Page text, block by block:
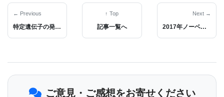
Residentは､｢偏頭痛の診断を助けるか､あるいはむ
しろ偏頭痛を発見し､偏頭痛と他のあらゆるタイプの
たい｣と述べている｡Dr. Meyerの研究チームは､偏頭
痛の診断と理解を助ける手段として､脳脊髄液ナトリ
← Previous
特定遺伝子の発現が若々しい肌のカギか？ その発現パターンが突き止められる
↑ Top
記事一覧へ
Next →
2017年ノーベル生理学医学賞は､概日リズムを制御する分子の発見に授与
ご意見・ご感想をお寄せください